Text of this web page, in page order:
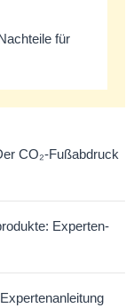
für
CO₂-Fußabdruck
Experten-